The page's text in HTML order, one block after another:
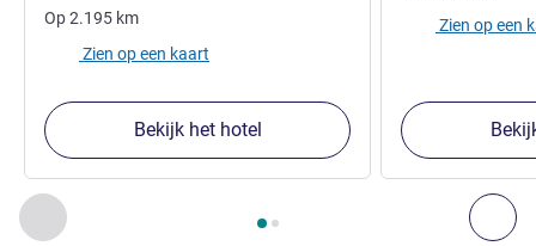
Vorige - Onze andere etablissementen in de buurt
Pagina , Onze andere etablissementen in de buurt 1
Op2.195 km
Zien op een kaart
Bekijk het hotel
Zien op een